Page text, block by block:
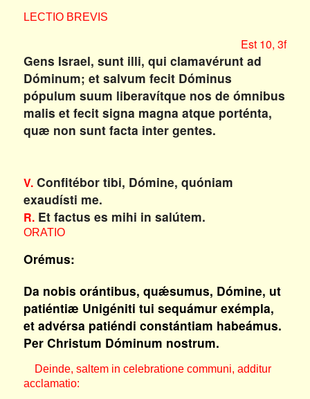
LECTIO BREVIS
Est 10, 3f
Gens Israel, sunt illi, qui clamavérunt ad
Dóminum; et salvum fecit Dóminus
pópulum suum liberavítque nos de ómnibus
malis et fecit signa magna atque porténta,
quæ non sunt facta inter gentes.
V.Confitébor tibi, Dómine, quóniam
exaudísti me.
R.Et factus es mihi in salútem.
ORATIO
Orémus:
Da nobis orántibus, quǽsumus, Dómine, ut
patiéntiæ Unigéniti tui sequámur exémpla,
et advérsa patiéndi constántiam habeámus.
Per Christum Dóminum nostrum.
Deinde, saltem in celebratione communi, additur
acclamatio: